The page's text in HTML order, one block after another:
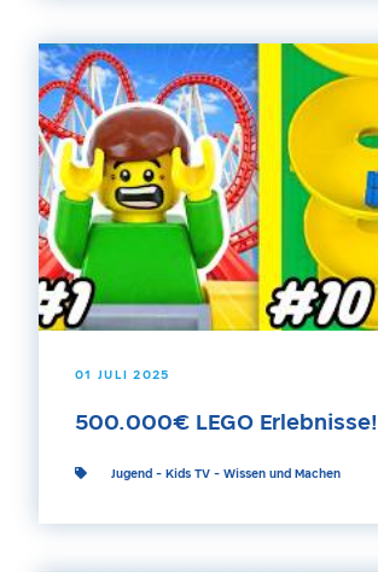
01 JULI 2025
500.000€ LEGO Erlebnisse!
Jugend - Kids TV - Wissen und Machen